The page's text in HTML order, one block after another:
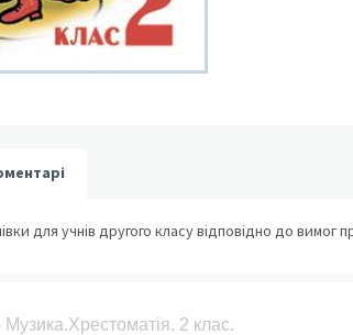
для учнів другого класу відповідно до вимог
Музика.Хрестоматія. 2 клас.